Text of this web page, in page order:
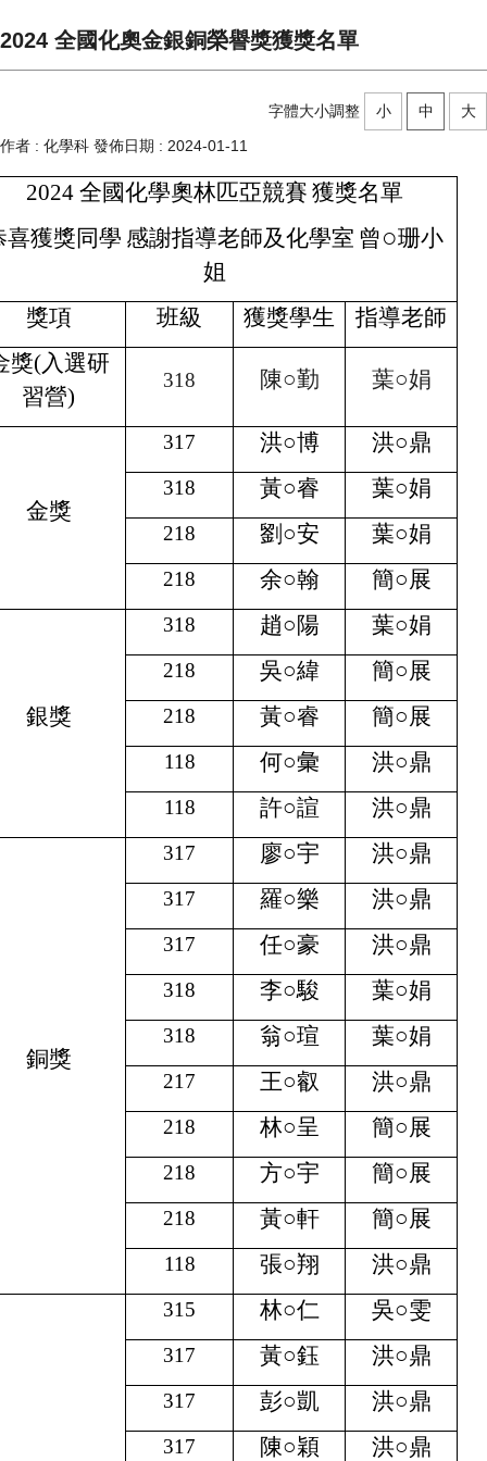
2024 全國化奧金銀銅榮譽獎獲獎名單
字體大小調整 小 中
大
作者 : 化學科 發佈日期 : 2024-01-11
2024 全國化學奧林匹亞競賽 獲獎名單
喜獲獎同學 感謝指導老師及化學室 曾○珊小
姐
獎項
班級 獲獎學生
指導老師
獎(入選研
習營)
318 陳○勤 葉○娟
金獎
317 洪○博 洪○鼎
318 黃○睿 葉○娟
218 劉 ○安 葉○娟
218 余○翰 簡○展
銀獎
318 趙○陽 葉○娟
218 吳○緯 簡○展
218 黃○睿 簡○展
118 何○彙 洪○鼎
118 許○諠 洪○鼎
銅獎
317 廖○宇 洪○鼎
317 羅○樂 洪○鼎
317 任○豪 洪○鼎
318 李○駿 葉○娟
318 翁○瑄 葉○娟
217 王○叡 洪○鼎
218 林○呈 簡○展
218 方○宇 簡○展
218 黃○軒 簡○展
118 張○翔 洪○鼎
315 林○仁 吳○雯
317 黃○鈺 洪○鼎
317 彭○凱 洪○鼎
317 陳○穎 洪○鼎